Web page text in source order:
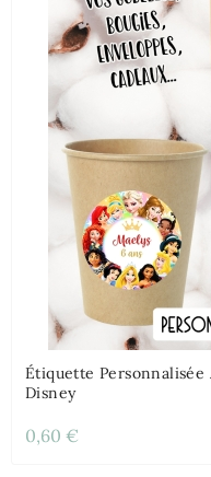
Étiquette
Disney
0,60 €